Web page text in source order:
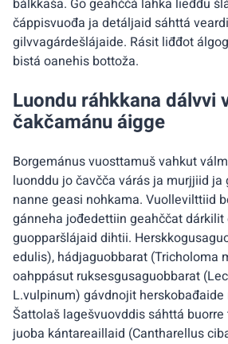
bálkkaša. Go geahččá lahka lieđđu
čáppisvuođa ja detáljaid sáhttá
gilvvagárdešlájaide. Rásit liđđot
bistá oanehis bottoža.
Luondu ráhkkana dálvvi
čakčamánu áigge
Borgemánus vuosttamuš vahkut
luonddu jo čavčča várás ja murjjiid ja
nanne geasi nohkama. Vuollevilttiid
gánneha jođedettiin geahččat
guopparšlájaid dihtii.
edulis), hádjaguobbarat (Tricholoma
oahppásut ruksesgusaguobbarat
L.vulpinum) gávdnojit
Šattolaš lagešvuovddis sáhttá
juoba kántareaillaid (Cantharellus